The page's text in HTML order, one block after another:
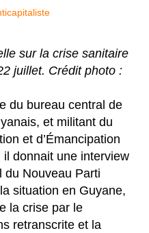
sur la crise sanitaire
juillet. Crédit photo :
du bureau central de
et militant du
et d’Émancipation
donnait une interview
du Nouveau Parti
situation en Guyane,
la crise par le
retranscrite et la